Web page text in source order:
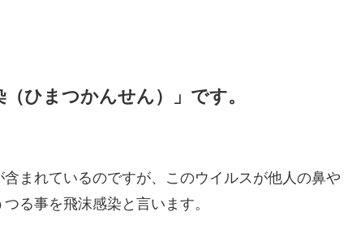
ひまつかんせん）」です。
まれているのですが、このウイルスが他人の鼻や
る事を飛沫感染と言います。